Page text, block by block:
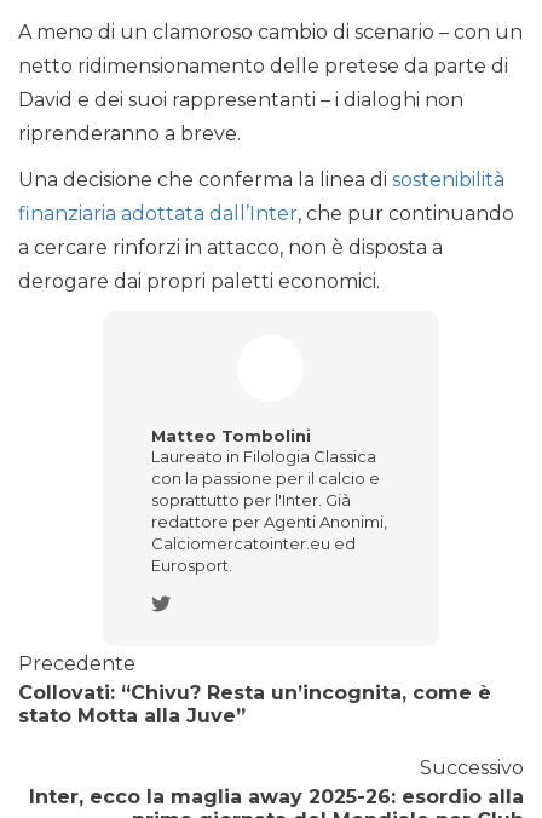
A meno di un clamoroso cambio di scenario – con un
netto ridimensionamento delle pretese da parte di
David e dei suoi rappresentanti – i dialoghi non
riprenderanno a breve.
Una decisione che conferma la linea di sostenibilità
finanziaria adottata dall’Inter, che pur continuando
a cercare rinforzi in attacco, non è disposta a
derogare dai propri paletti economici.
Matteo Tombolini
Laureato in Filologia Classica
con la passione per il calcio e
soprattutto per l'Inter. Già
redattore per Agenti Anonimi,
Calciomercatointer.eu ed
Eurosport.
Precedente
Collovati: “Chivu? Resta un’incognita, come è
stato Motta alla Juve”
Successivo
Inter, ecco la maglia away 2025-26: esordio alla